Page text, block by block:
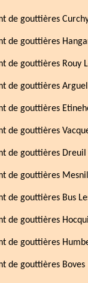
de gouttières
de gouttières
de gouttières Rouy
de gouttières Arguel
de gouttières
de gouttières
de gouttières
de gouttières
de gouttières Bus
de gouttières
de gouttières
de gouttières Boves